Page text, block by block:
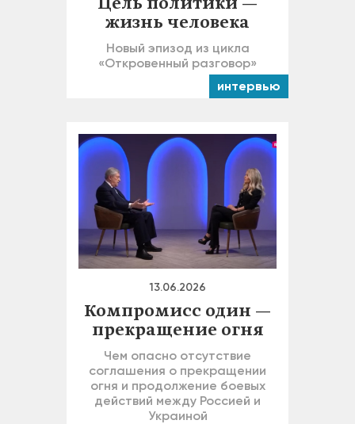
жизнь человека
Новый эпизод из цикла
«Откровенный разговор»
интервью
13.06.2026
Компромисс один —
прекращение огня
Чем опасно отсутствие
соглашения о прекращении
огня и продолжение боевых
действий между Россией и
Украиной